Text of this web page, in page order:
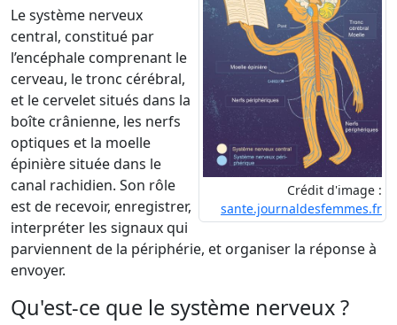
Crédit d'image :
sante.journaldesfemmes.fr
Le système nerveux
central, constitué par
l’encéphale comprenant le
cerveau, le tronc cérébral,
et le cervelet situés dans la
boîte crânienne, les nerfs
optiques et la moelle
épinière située dans le
canal rachidien. Son rôle
est de recevoir, enregistrer,
interpréter les signaux qui
parviennent de la périphérie, et organiser la réponse à
envoyer.
Qu'est-ce que le système nerveux ?